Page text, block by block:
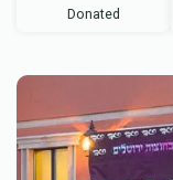
Donated